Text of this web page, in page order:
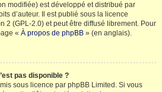
modifiée) est développé et distribué par
d’auteur. Il est publié sous la licence
2 (GPL-2.0) et peut être diffusé librement. Pour
« À propos de phpBB » (en anglais).
pas disponible ?
sous licence par phpBB Limited. Si vous